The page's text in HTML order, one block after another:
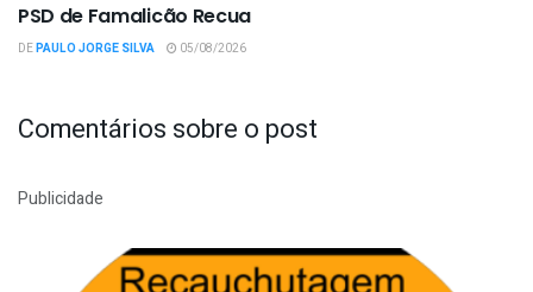
PSD de Famalicão Recua
DEPAULO JORGE SILVA 05/08/2026
Comentários sobre o post
Publicidade